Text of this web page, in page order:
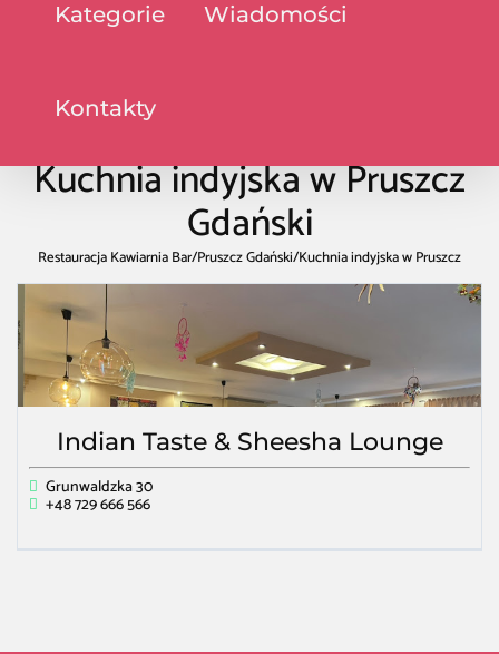
Kategorie Wiadomości
Kontakty
Kuchnia indyjska w Pruszcz
Gdański
Restauracja Kawiarnia Bar/Pruszcz Gdański/Kuchnia indyjska w Pruszcz
Gdański
Indian Taste & Sheesha Lounge
Grunwaldzka 30
+48 729 666 566